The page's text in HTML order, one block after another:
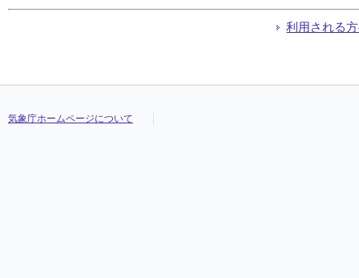
利用される
気象庁ホームページについて